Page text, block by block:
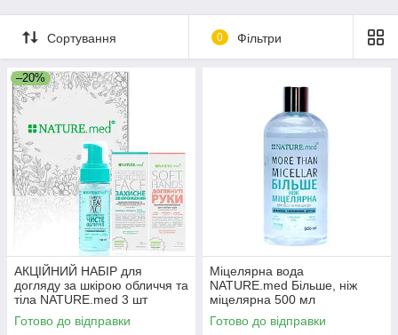
Сортування 0 Фільтри
–20%
АКЦІЙНИЙ НАБІР для
догляду за шкірою обличчя та
тіла NATURE.med 3 шт
Готово до відправки
Міцелярна вода
NATURE.med Більше, ніж
міцелярна 500 мл
Готово до відправки